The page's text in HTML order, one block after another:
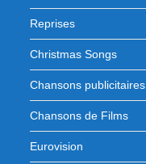
Reprises
Christmas Songs
Chansons publicitaires
Chansons de Films
Eurovision